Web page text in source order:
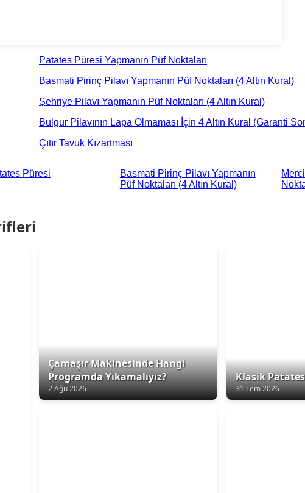
Patates Püresi Yapmanın Püf Noktaları
Basmati Pirinç Pilavı Yapmanın Püf Noktaları (4 Altın Kural)
Şehriye Pilavı Yapmanın Püf Noktaları (4 Altın Kural)
Bulgur Pilavının Lapa Olmaması İçin 4 Altın Kural (Garanti
Çıtır Tavuk Kızartması
Püresi
Basmati Pirinç Pilavı Yapmanın
Püf Noktaları (4 Altın Kural)
Çamaşır Makinesinde Hangi
Programda Yıkamalıyız?
2 Ağu 2026
Klasik
31 Tem 2026